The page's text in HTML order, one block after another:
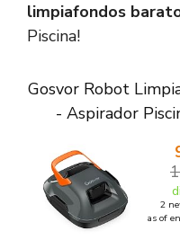
limpiafondos
Piscina!
Gosvor Robot
- Aspirador
2
as of